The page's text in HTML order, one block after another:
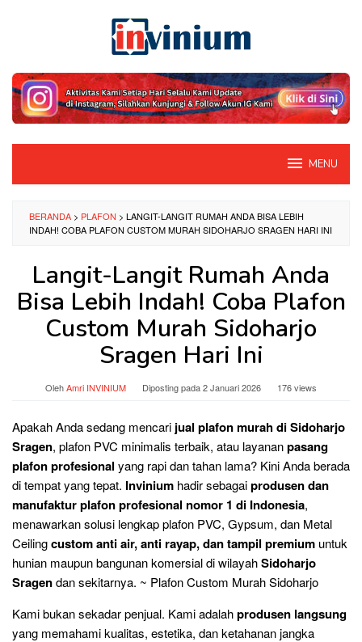
MENU
BERANDA > PLAFON > LANGIT-LANGIT RUMAH ANDA BISA LEBIH
INDAH! COBA PLAFON CUSTOM MURAH SIDOHARJO SRAGEN HARI INI
Langit-Langit Rumah Anda
Bisa Lebih Indah! Coba Plafon
Custom Murah Sidoharjo
Sragen Hari Ini
OlehAmri INVINIUM Diposting pada2 Januari 2026 176 views
Apakah Anda sedang mencari jual plafon murah di Sidoharjo
Sragen, plafon PVC minimalis terbaik, atau layananpasang
plafon profesional yang rapi dan tahan lama? Kini Anda berada
di tempat yang tepat. Invinium hadir sebagaiprodusen dan
manufaktur plafon profesional nomor 1 di Indonesia,
menawarkan solusi lengkap plafon PVC, Gypsum, dan Metal
Ceilingcustom anti air, anti rayap, dan tampil premium untuk
hunian maupun bangunan komersial di wilayahSidoharjo
Sragendan sekitarnya. ~ Plafon Custom Murah Sidoharjo
Kami bukan sekadar penjual. Kami adalahprodusen langsung
yang memahami kualitas, estetika, dan ketahanan jangka